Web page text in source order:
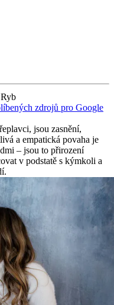
zdrojů pro Google
jsou zasnění,
a empatická povaha je
– jsou to přirození
v podstatě s kýmkoli a